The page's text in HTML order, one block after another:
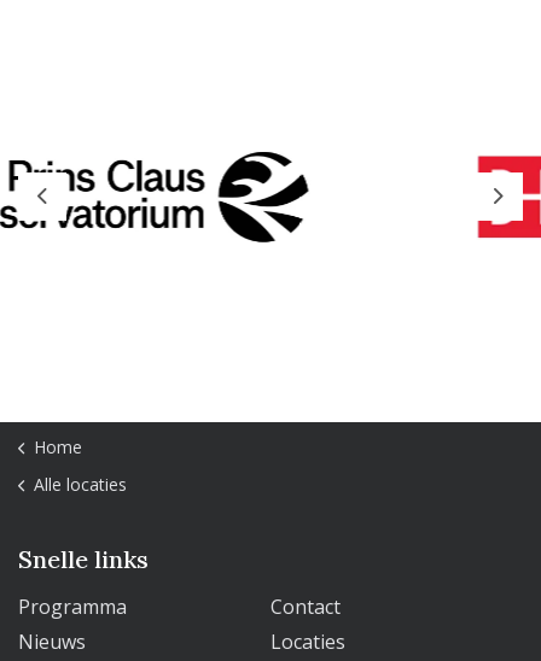
Previous Next
Home
Alle locaties
Snelle links
Programma
Contact
Nieuws
Locaties